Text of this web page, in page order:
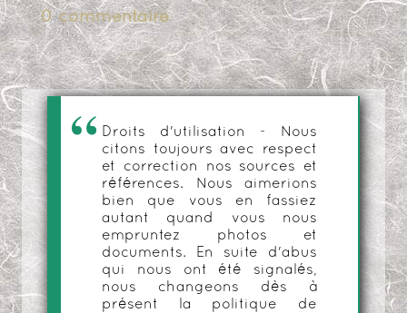
0 commentaire
Droits d'utilisation - Nous
citons toujours avec respect
et correction nos sources et
références. Nous aimerions
bien que vous en fassiez
autant quand vous nous
empruntez photos et
documents. En suite d'abus
qui nous ont été signalés,
nous changeons dès à
présent la politique de